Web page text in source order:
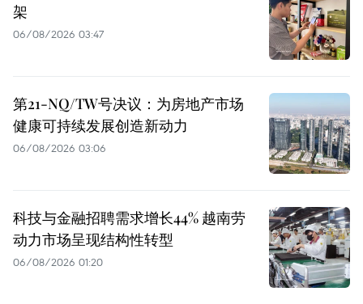
架
06/08/2026 03:47
第21-NQ/TW号决议：为房地产市场
健康可持续发展创造新动力
06/08/2026 03:06
科技与金融招聘需求增长44% 越南劳
动力市场呈现结构性转型
06/08/2026 01:20